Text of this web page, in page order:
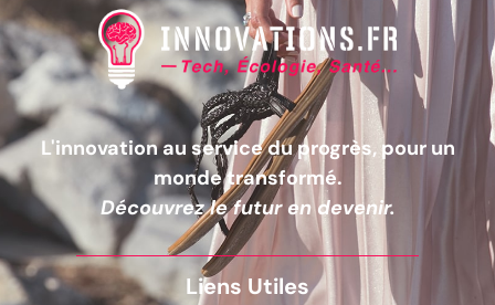
L'innovation au service du progrès, pour un
monde transformé.
Découvrez le futur en devenir.
Liens Utiles